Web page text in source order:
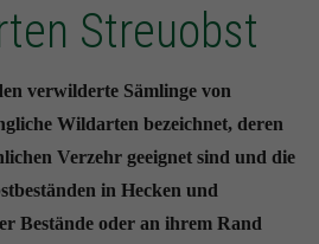
Streuobst
verwilderte Sämlinge von
Wildarten bezeichnet, deren
Verzehr geeignet sind und die
in Hecken und
Bestände oder an ihrem Rand